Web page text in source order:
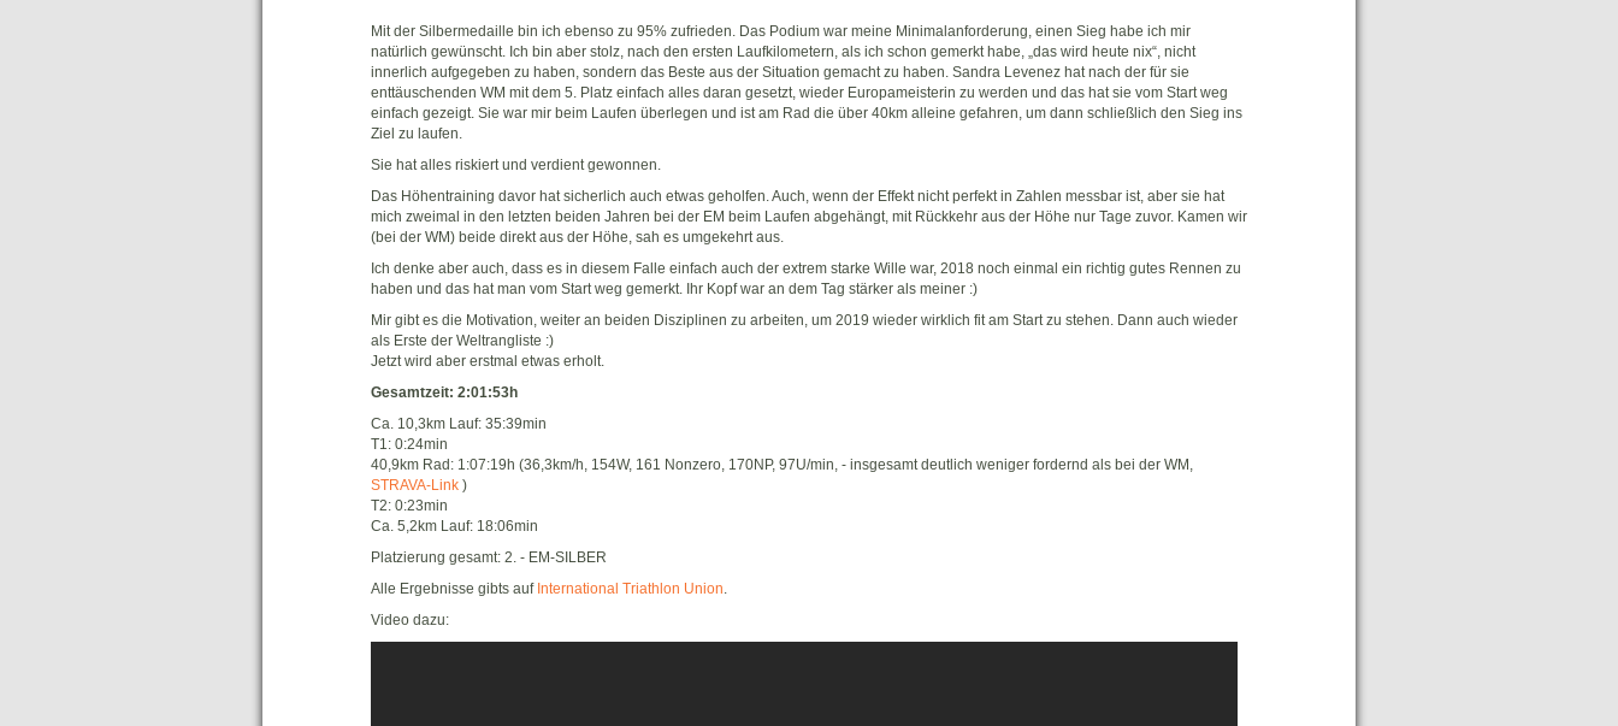
Mit der Silbermedaille bin ich ebenso zu 95% zufrieden. Das Podium war meine Minimalanforderung, einen Sieg habe ich mir
natürlich gewünscht. Ich bin aber stolz, nach den ersten Laufkilometern, als ich schon gemerkt habe, „das wird heute nix“, nicht
innerlich aufgegeben zu haben, sondern das Beste aus der Situation gemacht zu haben. Sandra Levenez hat nach der für sie
enttäuschenden WM mit dem 5. Platz einfach alles daran gesetzt, wieder Europameisterin zu werden und das hat sie vom Start weg
einfach gezeigt. Sie war mir beim Laufen überlegen und ist am Rad die über 40km alleine gefahren, um dann schließlich den Sieg ins
Ziel zu laufen.
Sie hat alles riskiert und verdient gewonnen.
Das Höhentraining davor hat sicherlich auch etwas geholfen. Auch, wenn der Effekt nicht perfekt in Zahlen messbar ist, aber sie hat
mich zweimal in den letzten beiden Jahren bei der EM beim Laufen abgehängt, mit Rückkehr aus der Höhe nur Tage zuvor. Kamen wir
(bei der WM) beide direkt aus der Höhe, sah es umgekehrt aus.
Ich denke aber auch, dass es in diesem Falle einfach auch der extrem starke Wille war, 2018 noch einmal ein richtig gutes Rennen zu
haben und das hat man vom Start weg gemerkt. Ihr Kopf war an dem Tag stärker als meiner :)
Mir gibt es die Motivation, weiter an beiden Disziplinen zu arbeiten, um 2019 wieder wirklich fit am Start zu stehen. Dann auch wieder
als Erste der Weltrangliste :)
Jetzt wird aber erstmal etwas erholt.
Gesamtzeit: 2:01:53h
Ca. 10,3km Lauf: 35:39min
T1: 0:24min
40,9km Rad: 1:07:19h (36,3km/h, 154W, 161 Nonzero, 170NP, 97U/min, - insgesamt deutlich weniger fordernd als bei der WM,
STRAVA-Link )
T2: 0:23min
Ca. 5,2km Lauf: 18:06min
Platzierung gesamt: 2. - EM-SILBER
Alle Ergebnisse gibts auf International Triathlon Union.
Video dazu: